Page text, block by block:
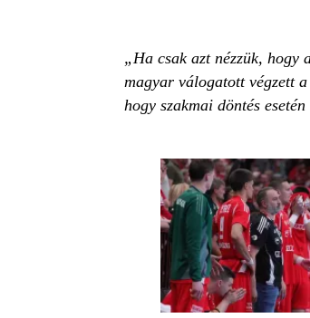
„Ha csak azt nézzük,
magyar válogatott végzett
hogy szakmai döntés